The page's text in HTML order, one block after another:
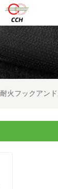
耐火フックアン